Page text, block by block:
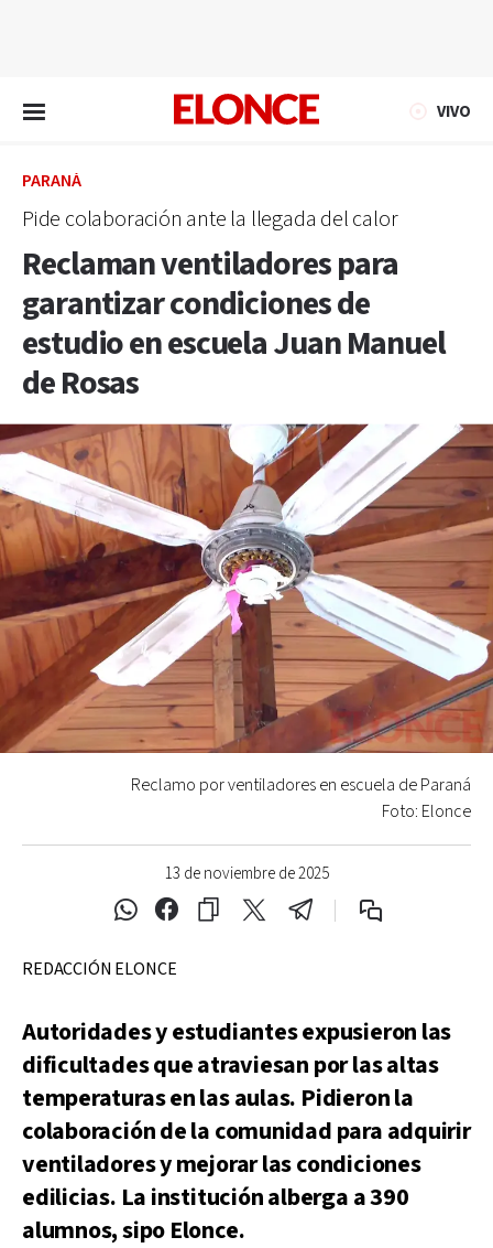
VIVO
PARANÁ
Pide colaboración ante la llegada del calor
Reclaman ventiladores para
garantizar condiciones de
estudio en escuela Juan Manuel
de Rosas
13 de noviembre de 2025
Reclamo por ventiladores en escuela de Paraná
Foto: Elonce
REDACCIÓN ELONCE
Autoridades y estudiantes expusieron las
dificultades que atraviesan por las altas
temperaturas en las aulas. Pidieron la
colaboración de la comunidad para adquirir
ventiladores y mejorar las condiciones
edilicias. La institución alberga a 390
alumnos, sipo Elonce.